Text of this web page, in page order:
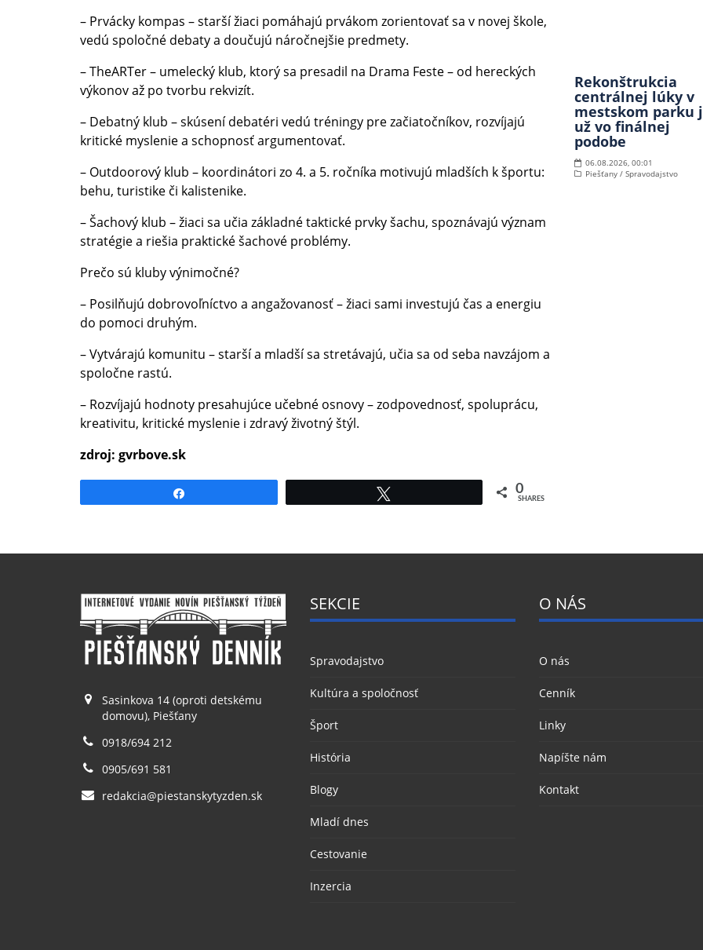
– Prvácky kompas – starší žiaci pomáhajú prvákom zorientovať sa v novej škole,
vedú spoločné debaty a doučujú náročnejšie predmety.
– TheARTer – umelecký klub, ktorý sa presadil na Drama Feste – od hereckých
výkonov až po tvorbu rekvizít.
– Debatný klub – skúsení debatéri vedú tréningy pre začiatočníkov, rozvíjajú
kritické myslenie a schopnosť argumentovať.
– Outdoorový klub – koordinátori zo 4. a 5. ročníka motivujú mladších k športu:
behu, turistike či kalistenike.
– Šachový klub – žiaci sa učia základné taktické prvky šachu, spoznávajú význam
stratégie a riešia praktické šachové problémy.
Prečo sú kluby výnimočné?
– Posilňujú dobrovoľníctvo a angažovanosť – žiaci sami investujú čas a energiu
do pomoci druhým.
– Vytvárajú komunitu – starší a mladší sa stretávajú, učia sa od seba navzájom a
spoločne rastú.
– Rozvíjajú hodnoty presahujúce učebné osnovy – zodpovednosť, spoluprácu,
kreativitu, kritické myslenie i zdravý životný štýl.
zdroj: gvrbove.sk
0
SHARES
Rekonštrukcia
centrálnej lúky v
mestskom parku
už vo finálnej
podobe
06.08.2026, 00:01
Piešťany / Spravodajstvo
Sasinkova 14 (oproti detskému
domovu), Piešťany
0918/694 212
0905/691 581
redakcia@piestanskytyzden.sk
SEKCIE
Spravodajstvo
Kultúra a spoločnosť
Šport
História
Blogy
Mladí dnes
Cestovanie
Inzercia
O NÁS
O nás
Cenník
Linky
Napíšte nám
Kontakt